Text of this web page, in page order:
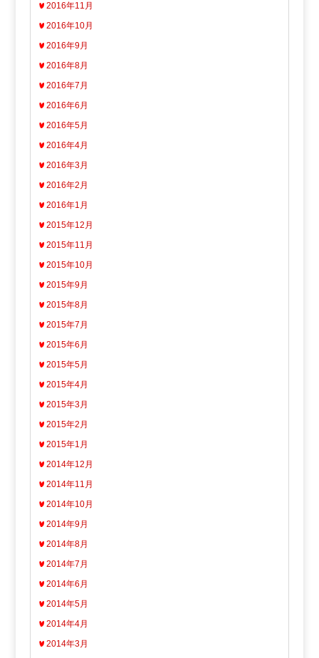
2016年11月
2016年10月
2016年9月
2016年8月
2016年7月
2016年6月
2016年5月
2016年4月
2016年3月
2016年2月
2016年1月
2015年12月
2015年11月
2015年10月
2015年9月
2015年8月
2015年7月
2015年6月
2015年5月
2015年4月
2015年3月
2015年2月
2015年1月
2014年12月
2014年11月
2014年10月
2014年9月
2014年8月
2014年7月
2014年6月
2014年5月
2014年4月
2014年3月